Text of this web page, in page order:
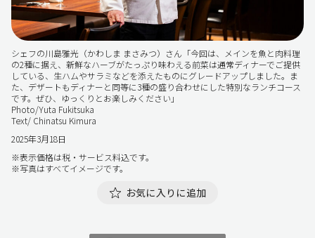
シェフの川島雅光（かわしま まさみつ）さん「今回は、メインを魚と肉料理
の2種に据え、新鮮なハーブがたっぷり味わえる前菜は通常ディナーでご提供
している、生ハムやサラミなどを添えたものにグレードアップしました。ま
た、デザートもディナーと同等に3種の盛り合わせにした特別なランチコース
です。ぜひ、ゆっくりとお楽しみください」
Photo/Yuta Fukitsuka
Text/ Chinatsu Kimura
2025年3月18日
※表示価格は税・サービス料込です。
※写真はすべてイメージです。
お気に入りに追加